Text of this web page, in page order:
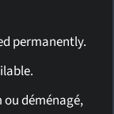
permanently.
ou déménagé,